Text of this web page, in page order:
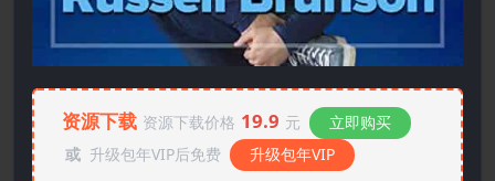
资源下载 资源下载价格 19.9 元
立即购买
或 升级包年VIP后免费 升级包年VIP